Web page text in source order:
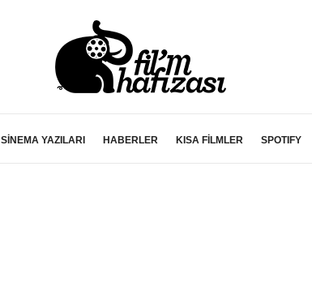
SİNEMA YAZILARI HABERLER KISA FİLMLER SPOTIFY